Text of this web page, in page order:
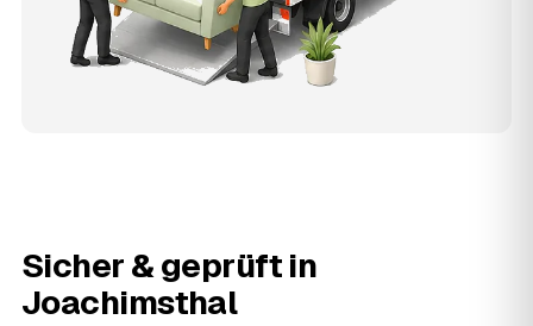
Sicher & geprüft in
Joachimsthal